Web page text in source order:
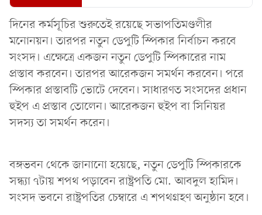
দিনের কর্মসূচির শুরুতেই রয়েছে সভাপতিমণ্ডলীর
মনোনয়ন। তারপর নতুন ডেপুটি স্পিকার নির্বাচন করবে
সংসদ। এক্ষেত্রে একজন নতুন ডেপুটি স্পিকারের নাম
প্রস্তাব করবেন। তারপর আরেকজন সমর্থন করবেন। পরে
স্পিকার প্রস্তাবটি ভোটে দেবেন। সাধারণত সংসদের প্রধান
হুইপ এ প্রস্তাব তোলেন। আরেকজন হুইপ বা সিনিয়র
সদস্য তা সমর্থন করেন।
বঙ্গভবন থেকে জানানো হয়েছে, নতুন ডেপুটি স্পিকারকে
সন্ধ্যা ৭টায় শপথ পড়াবেন রাষ্ট্রপতি মো. আবদুল হামিদ।
সংসদ ভবনে রাষ্ট্রপতির চেম্বারে এ শপথগ্রহণ অনুষ্ঠান হবে।